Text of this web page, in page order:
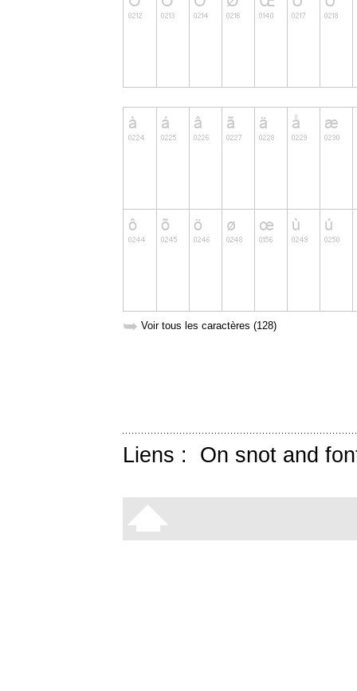
➥ Voir tous les caractères (128)
Liens : On snot and